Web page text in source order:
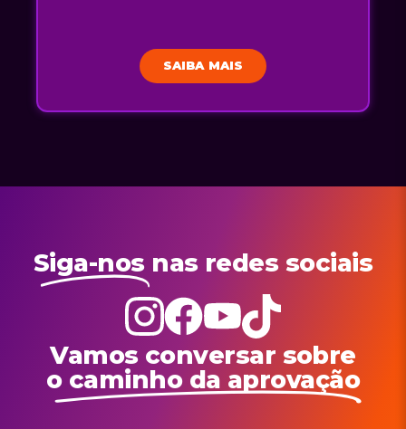
SAIBA MAIS
Siga-nosnas redes sociais
Vamos conversar sobre
o caminho da aprovação